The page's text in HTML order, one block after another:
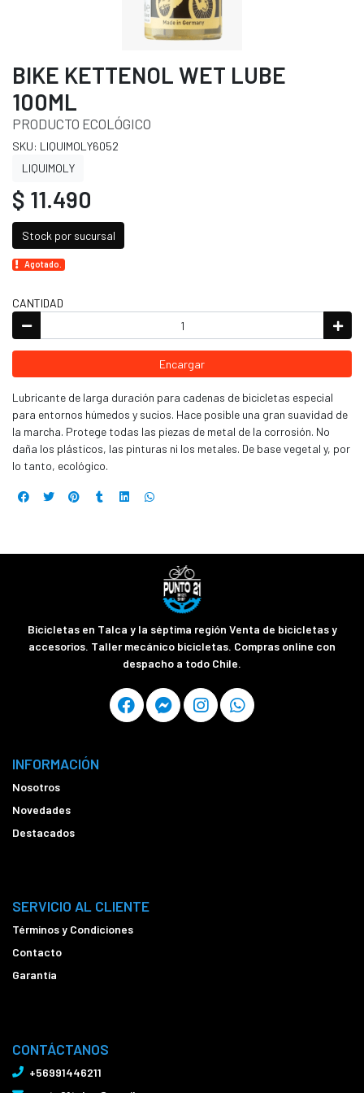
BIKE KETTENOL WET LUBE
100ML
PRODUCTO ECOLÓGICO
SKU: LIQUIMOLY6052
LIQUIMOLY
$ 11.490
Stock por sucursal
Agotado.
CANTIDAD
Encargar
Lubricante de larga duración para cadenas de bicicletas especial
para entornos húmedos y sucios. Hace posible una gran suavidad de
la marcha. Protege todas las piezas de metal de la corrosión. No
daña los plásticos, las pinturas ni los metales. De base vegetal y, por
lo tanto, ecológico.
Bicicletas en Talca y la séptima región Venta de bicicletas y
accesorios. Taller mecánico bicicletas. Compras online con
despacho a todo Chile.
INFORMACIÓN
Nosotros
Novedades
Destacados
SERVICIO AL CLIENTE
Términos y Condiciones
Contacto
Garantía
CONTÁCTANOS
+56991446211